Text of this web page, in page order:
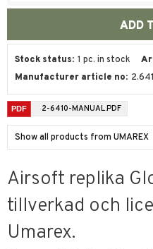
Stock status 1 pc. in stock
Manufacturer article no
2-6410-MANUAL.PDF
Show all products from UMAREX
Airsoft replika
tillverkad och
Umarex.